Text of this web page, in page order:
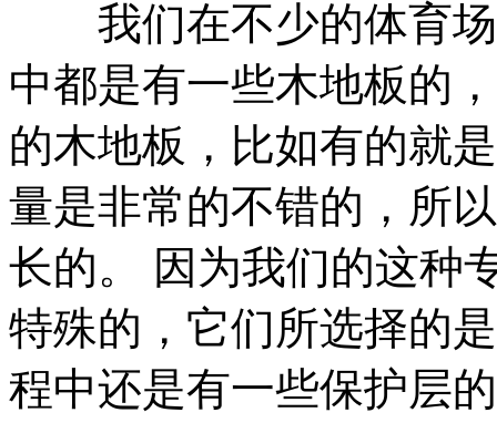
我们在不少的体育场
中都是有一些木地板的
的木地板，比如有的就
量是非常的不错的，所
长的。 因为我们的这种
特殊的，它们所选择的
程中还是有一些保护层